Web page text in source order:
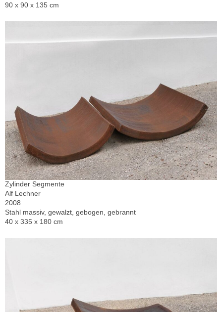
90 x 90 x 135 cm
Zylinder Segmente
Alf Lechner
2008
Stahl massiv, gewalzt, gebogen, gebrannt
40 x 335 x 180 cm